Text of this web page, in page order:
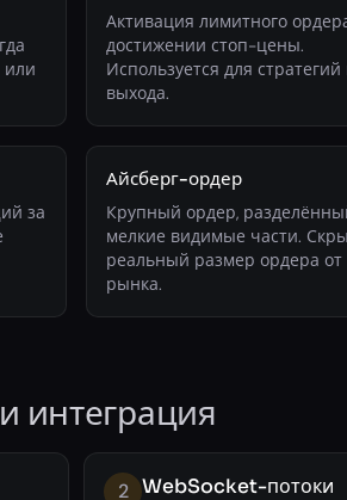
или
Активация лимитного
достижении стоп-цены.
Используется для стратегий
выхода.
за
Айсберг-ордер
Крупный ордер,
мелкие видимые части.
реальный размер ордера от
рынка.
интеграция
2 WebSocket-потоки